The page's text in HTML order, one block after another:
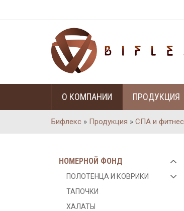
О КОМПАНИИ ПРОДУКЦИЯ
Бифлекс » Продукция » СПА и фитнес
НОМЕРНОЙ ФОНД
ПОЛОТЕНЦА И КОВРИКИ
ТАПОЧКИ
ХАЛАТЫ